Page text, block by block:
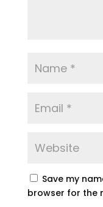
Save my
browser for the